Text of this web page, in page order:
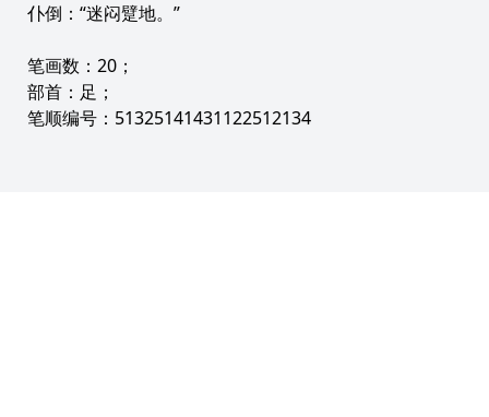
仆倒：“迷闷躄地。”
笔画数：20；
部首：足；
笔顺编号：51325141431122512134